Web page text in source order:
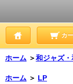
カ
ホーム ＞和ジャズ
ホーム ＞ LP